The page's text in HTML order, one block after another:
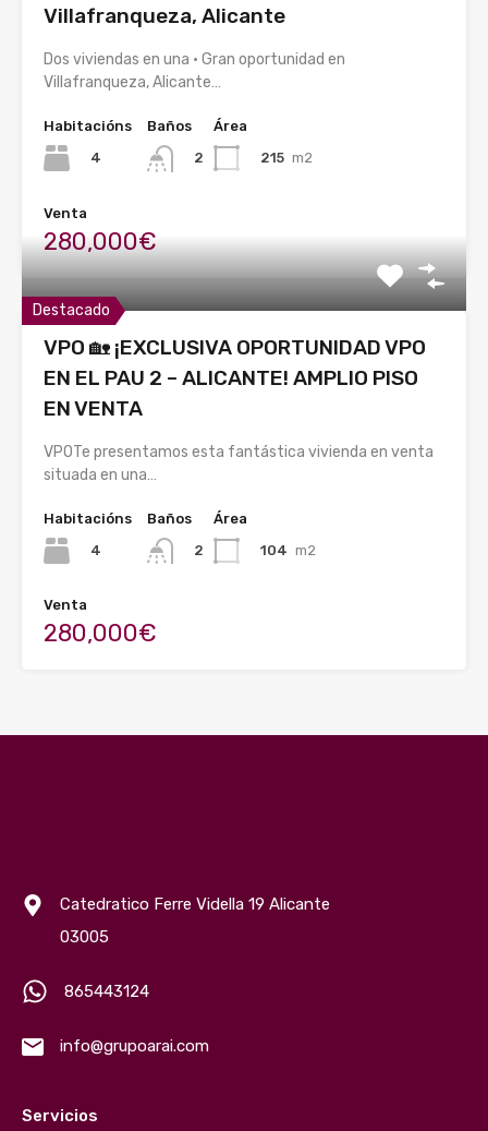
Villafranqueza, Alicante
Dos viviendas en una · Gran oportunidad en
Villafranqueza, Alicante…
Habitacións
4
Baños
2
Área
215 m2
Venta
280,000€
Destacado
VPO 🏡 ¡EXCLUSIVA OPORTUNIDAD VPO
EN EL PAU 2 – ALICANTE! AMPLIO PISO
EN VENTA
VPOTe presentamos esta fantástica vivienda en venta
situada en una…
Habitacións
4
Baños
2
Área
104 m2
Venta
280,000€
Catedratico Ferre Vidella 19 Alicante
03005
865443124
info@grupoarai.com
Servicios